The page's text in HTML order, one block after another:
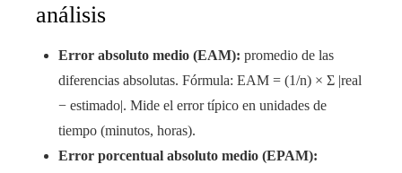
análisis
Error absoluto medio (EAM): promedio de las
diferencias absolutas. Fórmula: EAM = (1/n) × Σ |real
− estimado|. Mide el error típico en unidades de
tiempo (minutos, horas).
Error porcentual absoluto medio (EPAM):